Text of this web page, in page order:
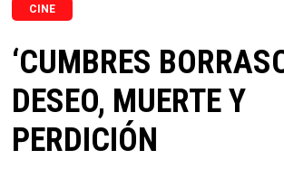
CINE
‘CUMBRES
DESEO, MUERTE Y
PERDICIÓN